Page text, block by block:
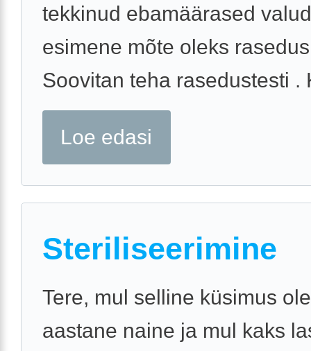
tekkinud ebamäärased
esimene mõte oleks
Soovitan teha rasedustesti .
Loe edasi
Steriliseerimine
Tere, mul selline küsimus
aastane naine ja mul kaks